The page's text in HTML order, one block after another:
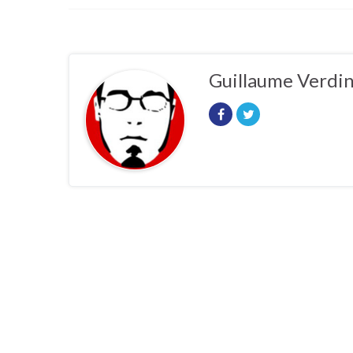
Guillaume